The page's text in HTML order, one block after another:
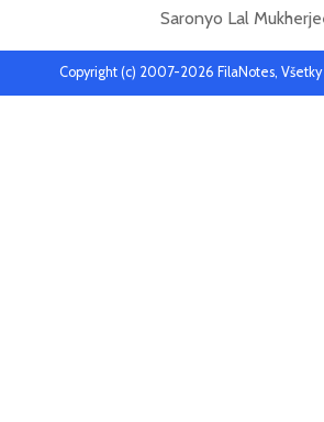
Saronyo Lal
Copyright (c) 2007-2026 FilaNotes,